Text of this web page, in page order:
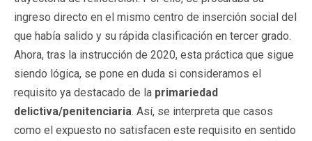
ingreso directo en el mismo centro de inserción social del
que había salido y su rápida clasificación en tercer grado.
Ahora, tras la instrucción de 2020, esta práctica que sigue
siendo lógica, se pone en duda si consideramos el
requisito ya destacado de la primariedad
delictiva/penitenciaria. Así, se interpreta que casos
como el expuesto no satisfacen este requisito en sentido